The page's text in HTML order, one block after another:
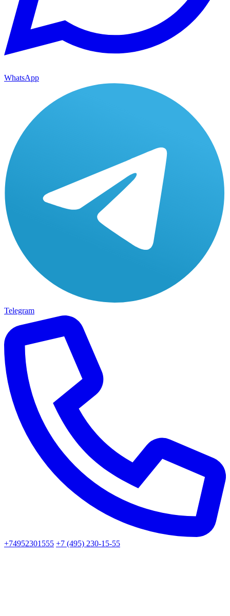
WhatsApp
Telegram
+74952301555 +7 (495) 230-15-55